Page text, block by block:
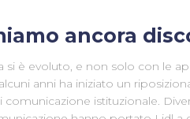
ancora
si è evoluto, e non solo con le
anni ha iniziato un
istituzionale.